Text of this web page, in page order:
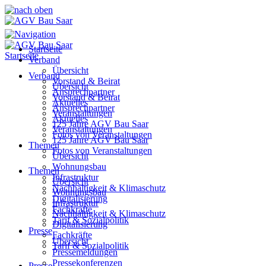
Startseite
Verband
Übersicht
Vorstand & Beirat
Ansprechpartner
Aktuelles
Veranstaltungen
125 Jahre AGV Bau Saar
Fotos von Veranstaltungen
Themen
Übersicht
Wohnungsbau
Infrastruktur
Nachhaltigkeit & Klimaschutz
Digitalisierung
Fachkräfte
Tarif & Sozialpolitik
Presse
Übersicht
Pressemeldungen
Pressekonferenzen
Startseite
Verband
Übersicht
Vorstand & Beirat
Ansprechpartner
Aktuelles
Veranstaltungen
125 Jahre AGV Bau Saar
Fotos von Veranstaltungen
Themen
Übersicht
Wohnungsbau
Infrastruktur
Nachhaltigkeit & Klimaschutz
Digitalisierung
Fachkräfte
Tarif & Sozialpolitik